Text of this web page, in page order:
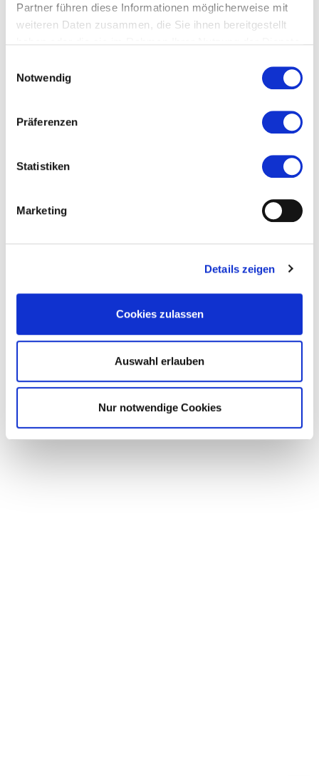
Partner führen diese Informationen möglicherweise mit
weiteren Daten zusammen, die Sie ihnen bereitgestellt
Notwendig
Präferenzen
Statistiken
Marketing
Details zeigen
Cookies zulassen
Auswahl erlauben
Nur notwendige Cookies